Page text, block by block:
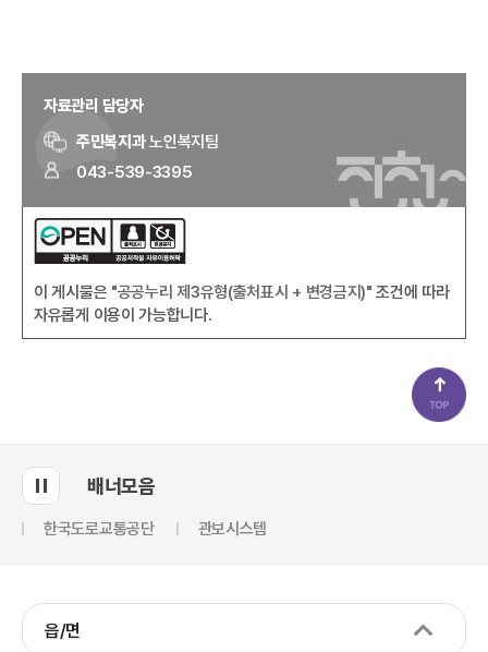
자료관리 담당자
주민복지과 노인복지팀
043-539-3395
이 게시물은 "공공누리 제3유형(출처표시 + 변경금지)" 조건에 따라
자유롭게 이용이 가능합니다.
배너모음
한국도로교통공단 관보시스템
읍/면